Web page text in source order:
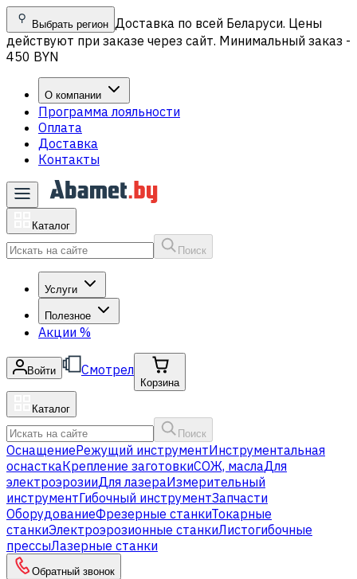
Выбрать регион Доставка по всей Беларуси. Цены
действуют при заказе через сайт. Минимальный заказ -
450 BYN
О компании
Программа лояльности
Оплата
Доставка
Контакты
Каталог
Поиск
Услуги
Полезное
Акции %
Войти Смотрел
Корзина
Каталог
Поиск
ОснащениеРежущий инструментИнструментальная
оснасткаКрепление заготовкиСОЖ, маслаДля
электроэрозииДля лазераИзмерительный
инструментГибочный инструментЗапчасти
ОборудованиеФрезерные станкиТокарные
станкиЭлектроэрозионные станкиЛистогибочные
прессыЛазерные станки
Обратный звонок